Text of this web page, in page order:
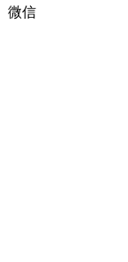
微信